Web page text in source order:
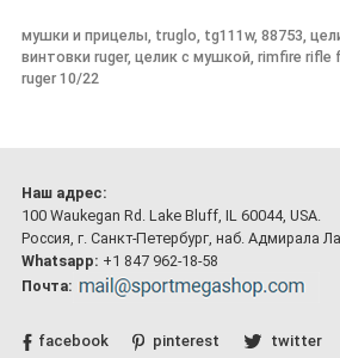
мушки и прицелы, truglo, tg111w, 88753,
винтовки ruger, целик с мушкой, rimfire
ruger 10/22
Наш адрес:
100 Waukegan Rd. Lake Bluff, IL 60044, USA.
Россия, г. Санкт-Петербург, наб. Адмирала
Whatsapp: +1 847 962-18-58
Почта:
facebook pinterest
twitter